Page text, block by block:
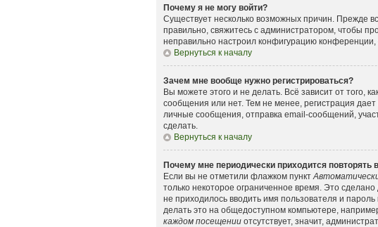
Почему я не могу войти?
Существует несколько возможных причин. Прежде
правильно, свяжитесь с администратором, чтобы
неправильно настроил конфигурацию
Вернуться к началу
Зачем мне вообще нужно регистрироваться?
Вы можете этого и не делать. Всё зависит от того,
сообщения или нет. Тем не менее, регистрация
личные сообщения, отправка email-сообщений,
сделать.
Вернуться к началу
Почему мне периодически приходится повторять
Если вы не отметили флажком пункт
только некоторое ограниченное время. Это
не приходилось вводить имя пользователя и
делать это на общедоступном компьютере,
каждом посещении отсутствует, значит,